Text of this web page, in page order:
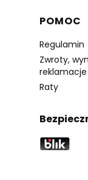
Linki w
POMOC
Regulamin
Zwroty,
reklamacje
Raty